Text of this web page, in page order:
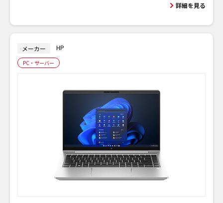
詳細を見る
メーカー HP
PC・サーバー